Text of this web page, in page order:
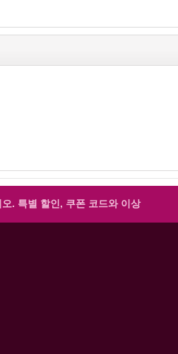
. 특별 할인, 쿠폰 코드와 이상